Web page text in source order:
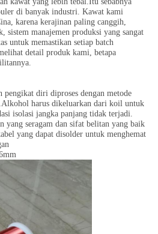
di banyak industri. Kawat kami
karena kerajinan paling canggih,
sistem manajemen produksi yang sangat
untuk memastikan setiap batch
detail produk kami, betapa
pengikat diri diproses dengan metode
harus dikeluarkan dari koil untuk
isolasi jangka panjang tidak terjadi.
yang seragam dan sifat belitan yang baik
yang dapat disolder untuk menghemat